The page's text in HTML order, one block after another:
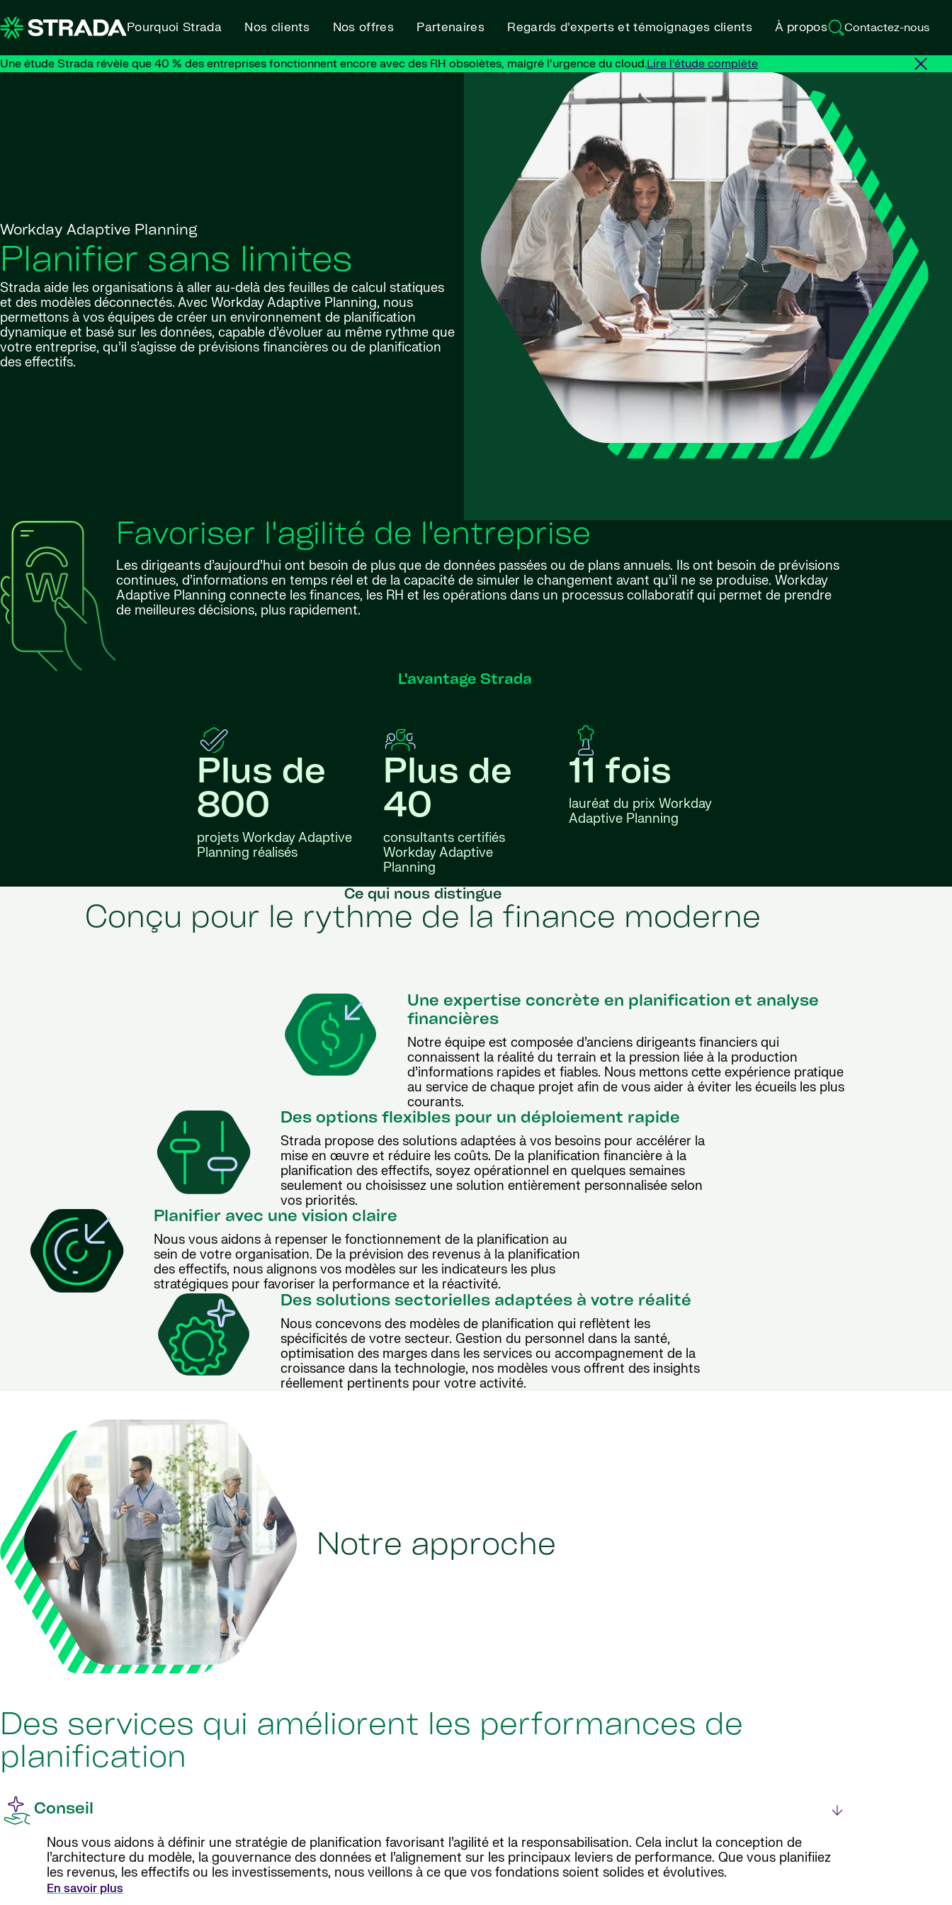
Pourquoi Strada Nos clients Nos offres Partenaires Regards d’experts et témoignages clients À propos Contactez-nous
Une étude Strada révèle que 40 % des entreprises fonctionnent encore avec des RH obsolètes, malgré l’urgence du cloud.Lire l’étude complète
Workday Adaptive Planning
Planifier sans limites
Strada aide les organisations à aller au-delà des feuilles de calcul statiques
et des modèles déconnectés. Avec Workday Adaptive Planning, nous
permettons à vos équipes de créer un environnement de planification
dynamique et basé sur les données, capable d’évoluer au même rythme que
votre entreprise, qu’il s’agisse de prévisions financières ou de planification
des effectifs.
Favoriser l'agilité de l'entreprise
Les dirigeants d’aujourd’hui ont besoin de plus que de données passées ou de plans annuels. Ils ont besoin de prévisions
continues, d’informations en temps réel et de la capacité de simuler le changement avant qu’il ne se produise. Workday
Adaptive Planning connecte les finances, les RH et les opérations dans un processus collaboratif qui permet de prendre
de meilleures décisions, plus rapidement.
L'avantage Strada
Plus de
800
projets Workday Adaptive
Planning réalisés
Plus de
40
consultants certifiés
Workday Adaptive
Planning
11 fois
lauréat du prix Workday
Adaptive Planning
Ce qui nous distingue
Conçu pour le rythme de la finance moderne
Une expertise concrète en planification et analyse
financières
Notre équipe est composée d’anciens dirigeants financiers qui
connaissent la réalité du terrain et la pression liée à la production
d’informations rapides et fiables. Nous mettons cette expérience pratique
au service de chaque projet afin de vous aider à éviter les écueils les plus
courants.
Des options flexibles pour un déploiement rapide
Strada propose des solutions adaptées à vos besoins pour accélérer la
mise en œuvre et réduire les coûts. De la planification financière à la
planification des effectifs, soyez opérationnel en quelques semaines
seulement ou choisissez une solution entièrement personnalisée selon
vos priorités.
Planifier avec une vision claire
Nous vous aidons à repenser le fonctionnement de la planification au
sein de votre organisation. De la prévision des revenus à la planification
des effectifs, nous alignons vos modèles sur les indicateurs les plus
stratégiques pour favoriser la performance et la réactivité.
Des solutions sectorielles adaptées à votre réalité
Nous concevons des modèles de planification qui reflètent les
spécificités de votre secteur. Gestion du personnel dans la santé,
optimisation des marges dans les services ou accompagnement de la
croissance dans la technologie, nos modèles vous offrent des insights
réellement pertinents pour votre activité.
Notre approche
Des services qui améliorent les performances de
planification
Conseil
Nous vous aidons à définir une stratégie de planification favorisant l’agilité et la responsabilisation. Cela inclut la conception de
l’architecture du modèle, la gouvernance des données et l’alignement sur les principaux leviers de performance. Que vous planifiiez
les revenus, les effectifs ou les investissements, nous veillons à ce que vos fondations soient solides et évolutives.
En savoir plus